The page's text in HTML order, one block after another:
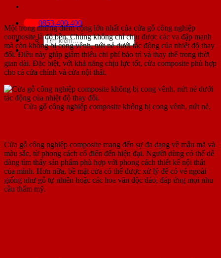
0853.400.400
Tìm
kiếm:
2. Độ bền cao và ít phải bảo trì
Một trong những điểm cộng lớn nhất của cửa gỗ công nghiệp
composite là độ bền. Chúng không chỉ chịu được các va đập mạnh
mà còn không bị cong vênh, nứt nẻ dưới tác động của nhiệt độ thay
đổi. Điều này giúp giảm thiểu chi phí bảo trì và thay thế trong thời
gian dài. Đặc biệt, với khả năng chịu lực tốt, cửa composite phù hợp
cho cả cửa chính và cửa nội thất.
Cửa gỗ công nghiệp composite không bị cong vênh, nứt nẻ.
Cửa gỗ công nghiệp composite mang đến sự đa dạng về mẫu mã và
màu sắc, từ phong cách cổ điển đến hiện đại. Người dùng có thể dễ
dàng tìm thấy sản phẩm phù hợp với phong cách thiết kế nội thất
của mình. Hơn nữa, bề mặt cửa có thể được xử lý để có vẻ ngoài
giống như gỗ tự nhiên hoặc các hoa văn độc đáo, đáp ứng mọi nhu
cầu thẩm mỹ.